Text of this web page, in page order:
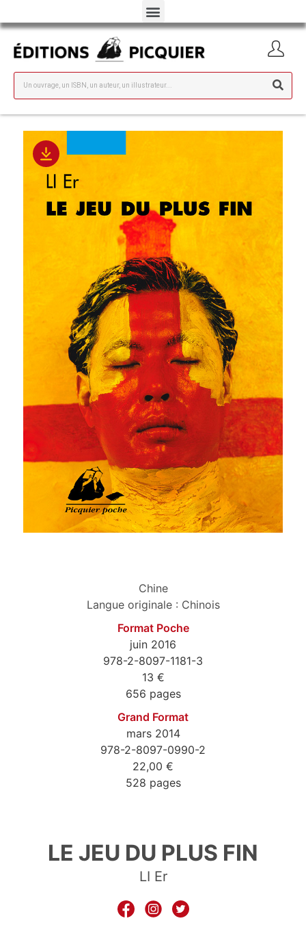
Chine
Langue originale : Chinois
Format Poche
juin 2016
978-2-8097-1181-3
13 €
656 pages
Grand Format
mars 2014
978-2-8097-0990-2
22,00 €
528 pages
LE JEU DU PLUS FIN
LI Er